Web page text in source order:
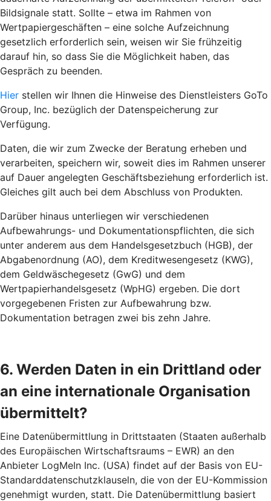
Bildsignale statt. Sollte – etwa im Rahmen von
Wertpapiergeschäften – eine solche Aufzeichnung
gesetzlich erforderlich sein, weisen wir Sie frühzeitig
darauf hin, so dass Sie die Möglichkeit haben, das
Gespräch zu beenden.
Hier stellen wir Ihnen die Hinweise des Dienstleisters GoTo
Group, Inc. bezüglich der Datenspeicherung zur
Verfügung.
Daten, die wir zum Zwecke der Beratung erheben und
verarbeiten, speichern wir, soweit dies im Rahmen unserer
auf Dauer angelegten Geschäftsbeziehung erforderlich ist.
Gleiches gilt auch bei dem Abschluss von Produkten.
Darüber hinaus unterliegen wir verschiedenen
Aufbewahrungs- und Dokumentationspflichten, die sich
unter anderem aus dem Handelsgesetzbuch (HGB), der
Abgabenordnung (AO), dem Kreditwesengesetz (KWG),
dem Geldwäschegesetz (GwG) und dem
Wertpapierhandelsgesetz (WpHG) ergeben. Die dort
vorgegebenen Fristen zur Aufbewahrung bzw.
Dokumentation betragen zwei bis zehn Jahre.
6. Werden Daten in ein Drittland oder
an eine internationale Organisation
übermittelt?
Eine Datenübermittlung in Drittstaaten (Staaten außerhalb
des Europäischen Wirtschaftsraums – EWR) an den
Anbieter LogMeIn Inc. (USA) findet auf der Basis von EU-
Standarddatenschutzklauseln, die von der EU-Kommission
genehmigt wurden, statt. Die Datenübermittlung basiert